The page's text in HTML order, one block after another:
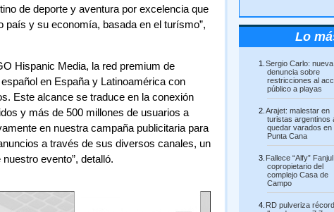
de deporte y aventura por excelencia que
y su economía, basada en el turísmo”,
Hispanic Media, la red premium de
en España y Latinoamérica con
Este alcance se traduce en la conexión
y más de 500 millones de usuarios a
en nuestra campaña publicitaria para
a través de sus diversos canales, un
evento”, detalló.
Lo
Sergio Carlo: nueva
denuncia sobre
restricciones al
público a playas
Arajet: malestar en
turistas argentinos
quedar varados en
Punta Cana
Fallece “Alfy” Fanjul,
copropietario del
complejo Casa de
Campo
RD pulveriza